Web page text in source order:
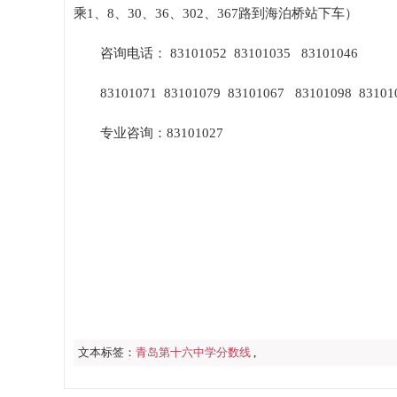
乘1、8、30、36、302、367路到海泊桥站下车）
咨询电话： 83101052 83101035 83101046
83101071 83101079 83101067 83101098
专业咨询：83101027
文本标签： 青岛第十六中学分数线 ,